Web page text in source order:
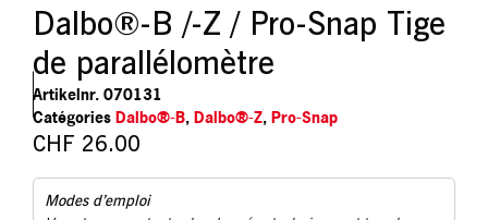
Dalbo®-B /-Z / Pro-Snap Tige
de parallélomètre
Artikelnr. 070131
Catégories Dalbo®-B, Dalbo®-Z, Pro-Snap
CHF 26.00
Modes d’emploi